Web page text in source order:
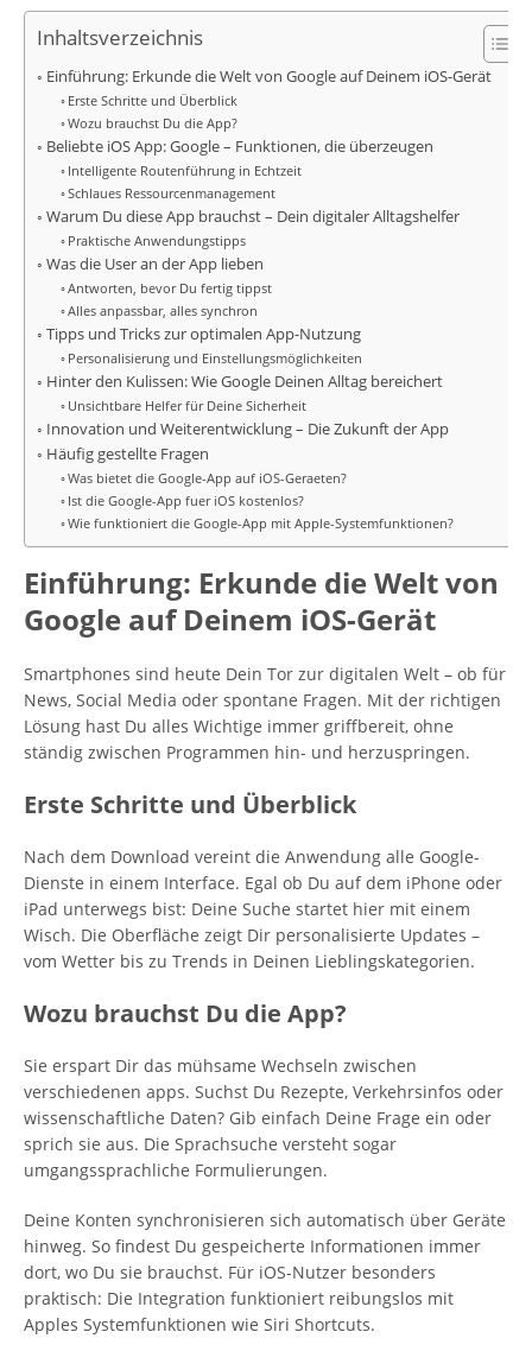
Inhaltsverzeichnis
Einführung: Erkunde die Welt von Google auf Deinem iOS-Gerät
Erste Schritte und Überblick
Wozu brauchst Du die App?
Beliebte iOS App: Google – Funktionen, die überzeugen
Intelligente Routenführung in Echtzeit
Schlaues Ressourcenmanagement
Warum Du diese App brauchst – Dein digitaler Alltagshelfer
Praktische Anwendungstipps
Was die User an der App lieben
Antworten, bevor Du fertig tippst
Alles anpassbar, alles synchron
Tipps und Tricks zur optimalen App-Nutzung
Personalisierung und Einstellungsmöglichkeiten
Hinter den Kulissen: Wie Google Deinen Alltag bereichert
Unsichtbare Helfer für Deine Sicherheit
Innovation und Weiterentwicklung – Die Zukunft der App
Häufig gestellte Fragen
Was bietet die Google-App auf iOS-Geraeten?
Ist die Google-App fuer iOS kostenlos?
Wie funktioniert die Google-App mit Apple-Systemfunktionen?
Einführung: Erkunde die Welt von
Google auf Deinem iOS-Gerät
Smartphones sind heute Dein Tor zur digitalen Welt – ob für
News, Social Media oder spontane Fragen. Mit der richtigen
Lösung hast Du alles Wichtige immer griffbereit, ohne
ständig zwischen Programmen hin- und herzuspringen.
Erste Schritte und Überblick
Nach dem Download vereint die Anwendung alle Google-
Dienste in einem Interface. Egal ob Du auf dem iPhone oder
iPad unterwegs bist: Deine Suche startet hier mit einem
Wisch. Die Oberfläche zeigt Dir personalisierte Updates –
vom Wetter bis zu Trends in Deinen Lieblingskategorien.
Wozu brauchst Du die App?
Sie erspart Dir das mühsame Wechseln zwischen
verschiedenen apps. Suchst Du Rezepte, Verkehrsinfos oder
wissenschaftliche Daten? Gib einfach Deine Frage ein oder
sprich sie aus. Die Sprachsuche versteht sogar
umgangssprachliche Formulierungen.
Deine Konten synchronisieren sich automatisch über Geräte
hinweg. So findest Du gespeicherte Informationen immer
dort, wo Du sie brauchst. Für iOS-Nutzer besonders
praktisch: Die Integration funktioniert reibungslos mit
Apples Systemfunktionen wie Siri Shortcuts.